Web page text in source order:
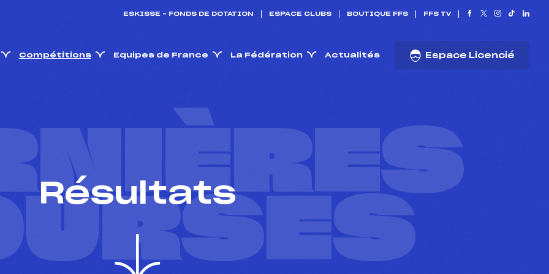
ESKISSE – FONDS DE DOTATION ESPACE CLUBS BOUTIQUE FFS FFS TV
Compétitions Equipes de France La Fédération Actualités Espace Licencié
Résultats